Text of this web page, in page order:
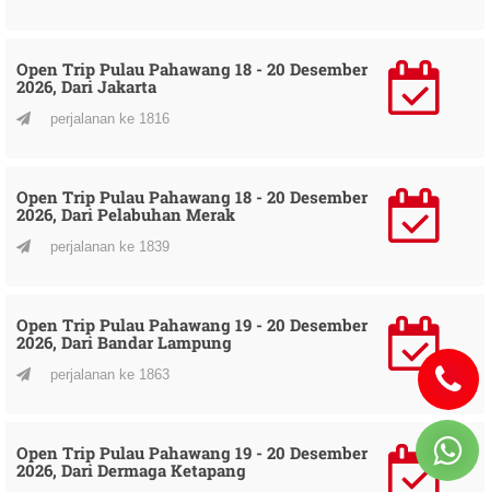
Open Trip Pulau Pahawang 18 - 20 Desember
2026, Dari Jakarta
perjalanan ke 1816
Open Trip Pulau Pahawang 18 - 20 Desember
2026, Dari Pelabuhan Merak
perjalanan ke 1839
Open Trip Pulau Pahawang 19 - 20 Desember
2026, Dari Bandar Lampung
perjalanan ke 1863
Open Trip Pulau Pahawang 19 - 20 Desember
2026, Dari Dermaga Ketapang